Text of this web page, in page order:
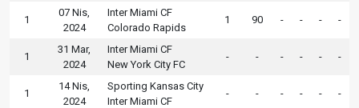
1
07 Nis,
2024
Inter Miami CF
Colorado Rapids
1 90 - - - -
1
31 Mar,
2024
Inter Miami CF
New York City FC
- - - - - -
1
14 Nis,
2024
Sporting Kansas City
Inter Miami CF
- - - - - -